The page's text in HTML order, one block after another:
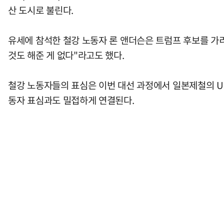
산 도시로 불린다.
유세에 참석한 철강 노동자 론 앤더슨은 트럼프 후보를
것도 해준 게 없다"라고도 했다.
철강 노동자들의 표심은 이번 대선 과정에서 일본제철의
동자 표심과도 밀접하게 연결된다.